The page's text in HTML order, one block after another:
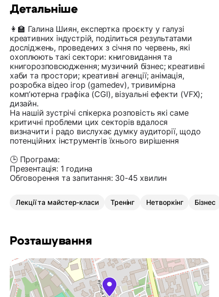
Детальніше
👩‍🏫 Галина Шиян, експертка проєкту у галузі
креативних індустрій, поділиться результатами
досліджень, проведених з січня по червень, які
охоплюють такі сектори: книговидання та
книгорозповсюдження; музичний бізнес; креативні
хаби та простори; креативні агенції; анімація,
розробка відео ігор (gamedev), тривимірна
компʼютерна графіка (CGI), візуальні ефекти (VFX);
дизайн.
На нашій зустрічі спікерка розповість які саме
критичні проблеми цих секторів вдалося
визначити і радо вислухає думку аудиторії, щодо
потенційних інструментів їхнього вирішення
🕒 Програма:
Презентація: 1 година
Обговорення та запитання: 30-45 хвилин
Лекції та майстер-класи Тренінг Нетворкінг Бізнес
Розташування